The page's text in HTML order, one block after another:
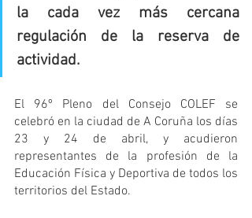
la cada vez más cercana
regulación de la reserva de
actividad.
El 96º Pleno del Consejo COLEF se
celebró en la ciudad de A Coruña los días
23 y 24 de abril, y acudieron
representantes de la profesión de la
Educación Física y Deportiva de todos los
territorios del Estado.